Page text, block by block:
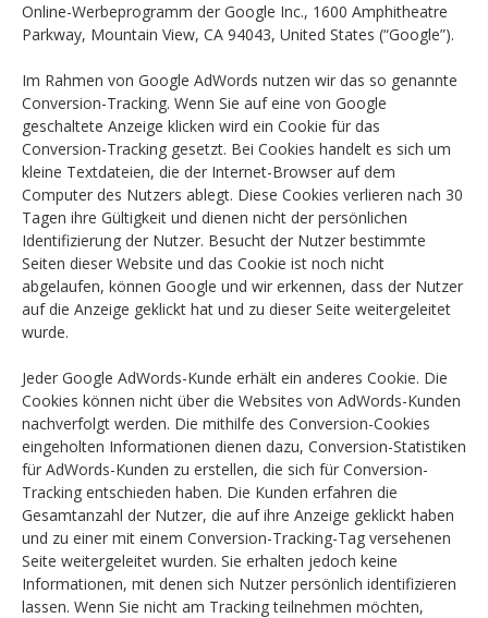
Online-Werbeprogramm der Google Inc., 1600 Amphitheatre
Parkway, Mountain View, CA 94043, United States (“Google”).
Im Rahmen von Google AdWords nutzen wir das so genannte
Conversion-Tracking. Wenn Sie auf eine von Google
geschaltete Anzeige klicken wird ein Cookie für das
Conversion-Tracking gesetzt. Bei Cookies handelt es sich um
kleine Textdateien, die der Internet-Browser auf dem
Computer des Nutzers ablegt. Diese Cookies verlieren nach 30
Tagen ihre Gültigkeit und dienen nicht der persönlichen
Identifizierung der Nutzer. Besucht der Nutzer bestimmte
Seiten dieser Website und das Cookie ist noch nicht
abgelaufen, können Google und wir erkennen, dass der Nutzer
auf die Anzeige geklickt hat und zu dieser Seite weitergeleitet
wurde.
Jeder Google AdWords-Kunde erhält ein anderes Cookie. Die
Cookies können nicht über die Websites von AdWords-Kunden
nachverfolgt werden. Die mithilfe des Conversion-Cookies
eingeholten Informationen dienen dazu, Conversion-Statistiken
für AdWords-Kunden zu erstellen, die sich für Conversion-
Tracking entschieden haben. Die Kunden erfahren die
Gesamtanzahl der Nutzer, die auf ihre Anzeige geklickt haben
und zu einer mit einem Conversion-Tracking-Tag versehenen
Seite weitergeleitet wurden. Sie erhalten jedoch keine
Informationen, mit denen sich Nutzer persönlich identifizieren
lassen. Wenn Sie nicht am Tracking teilnehmen möchten,